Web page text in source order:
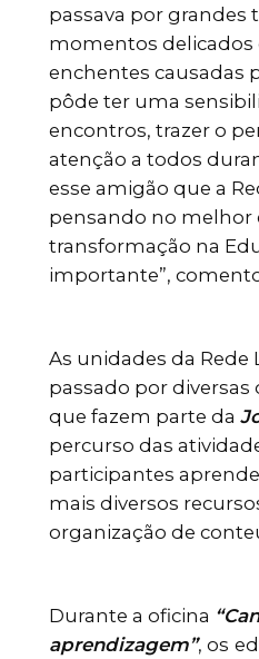
passava por grandes
momentos delicados
enchentes causadas
pôde ter uma
encontros, trazer o
atenção a todos
esse amigão que a
pensando no melhor
transformação na
importante”,
As unidades da Rede
passado por diversas
que fazem parte da
percurso das
participantes
mais diversos
organização de
Durante a oficina
aprendizagem”, os